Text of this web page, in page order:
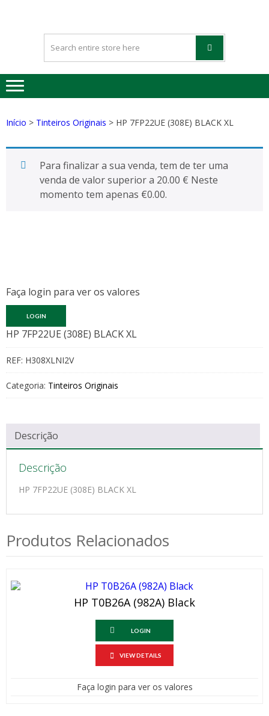
–
VAZIOS
Início > Tinteiros Originais > HP 7FP22UE (308E) BLACK XL
Para finalizar a sua venda, tem de ter uma
venda de valor superior a 20.00 € Neste
momento tem apenas €0.00.
Faça login para ver os valores
LOGIN
HP 7FP22UE (308E) BLACK XL
REF: H308XLNI2V
Categoria: Tinteiros Originais
Descrição
Descrição
HP 7FP22UE (308E) BLACK XL
Produtos Relacionados
HP T0B26A (982A) Black
LOGIN
VIEW DETAILS
Faça login para ver os valores